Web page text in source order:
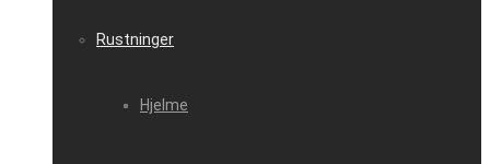
Rustninger
Hjelme